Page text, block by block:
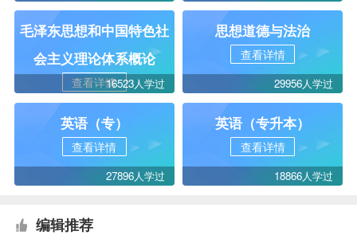
毛泽东思想和中国特色社
会主义理论体系概论
查看详情16523人学过
思想道德与法治
查看详情
29956人学过
英语（专）
查看详情
27896人学过
英语（专升本）
查看详情
18866人学过
编辑推荐